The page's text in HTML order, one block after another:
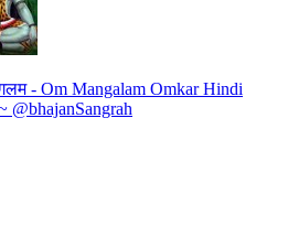
- Om Mangalam Omkar Hindi
@bhajanSangrah